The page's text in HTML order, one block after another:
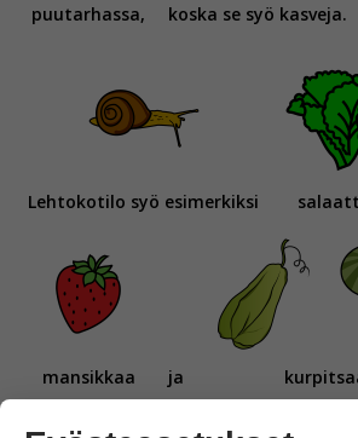
puutarhassa, koska se syö kasveja.
Lehtokotilo syö esimerkiksi
mansikkaa ja